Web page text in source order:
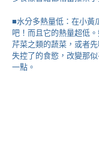
■水分多熱量低：在小黃
吧！而且它的熱量超低
芹菜之類的蔬菜，或者
失控了的食慾，改變那
一點。